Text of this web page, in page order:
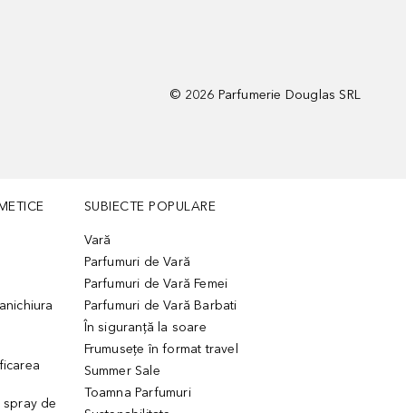
© 2026 Parfumerie Douglas SRL
spray de
SUBIECTE POPULARE
Vară
Parfumuri de Vară
Parfumuri de Vară Femei
Parfumuri de Vară Barbati
În siguranță la soare
Frumusețe în format travel
Summer Sale
Toamna Parfumuri